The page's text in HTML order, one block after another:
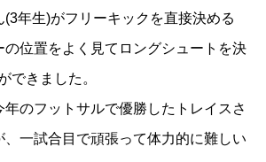
(3年生)がフリーキックを直接決める
の位置をよく見てロングシュートを決
できました。
のフットサルで優勝したトレイスさ
、一試合目で頑張って体力的に難しい